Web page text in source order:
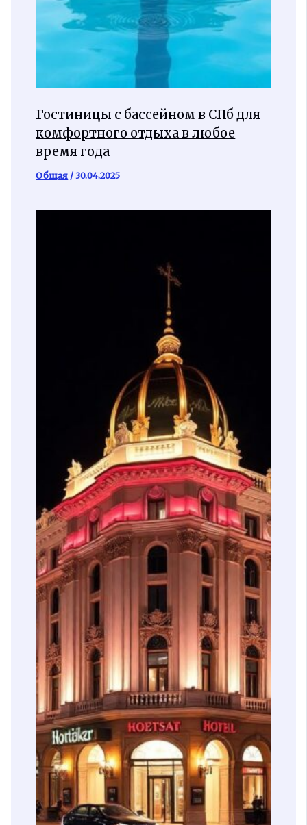
Гостиницы с бассейном в СПб для
комфортного отдыха в любое
время года
Общая /30.04.2025